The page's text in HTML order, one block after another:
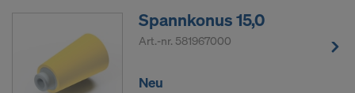
Spannkonus 15,0
Art.-nr. 581967000
Neu